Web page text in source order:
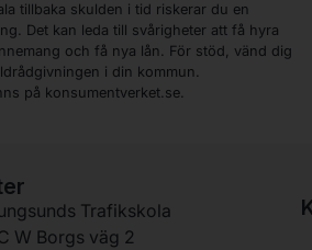
tillbaka skulden i tid riskerar du en
Det kan leda till svårigheter att få hyra
och få nya lån. För stöd, vänd dig
i din kommun.
på konsumentverket.se.
Trafikskola
W Borgs väg 2